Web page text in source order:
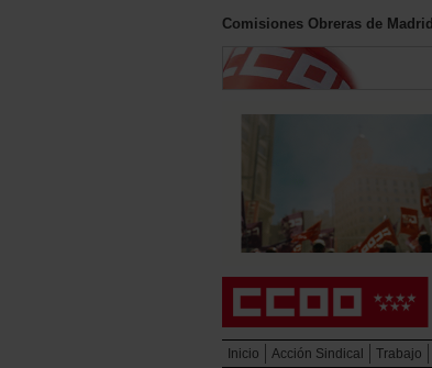
Comisiones Obreras de Madrid
Inicio Acción Sindical Trabajo